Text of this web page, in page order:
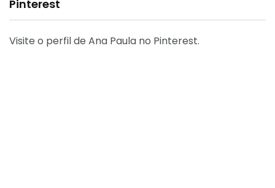
Pinterest
Visite o perfil de Ana Paula no Pinterest.